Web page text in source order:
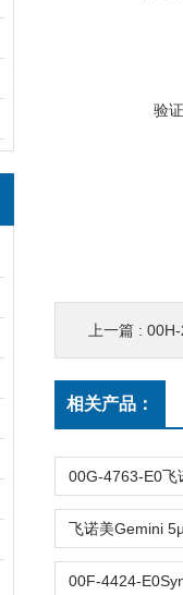
验
上一篇 : 00H-
相关产品：